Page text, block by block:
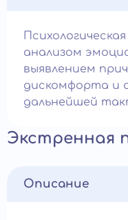
анализом
выявлением
дискомфорта и
дальнейшей
Экстренная
Описание